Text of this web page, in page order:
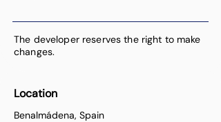
The developer reserves the right to make
changes.
Location
Benalmádena, Spain